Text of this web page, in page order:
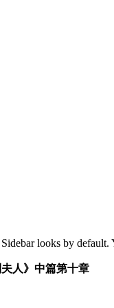
looks by default.
夫人》中篇第十章